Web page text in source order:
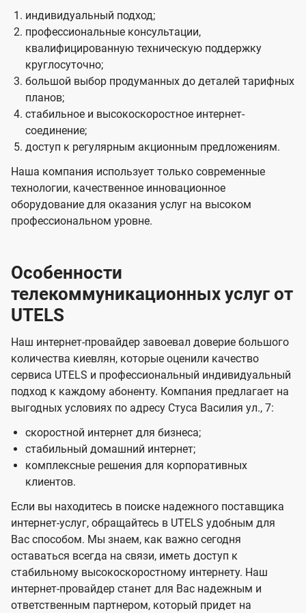
индивидуальный подход;
профессиональные консультации,
квалифицированную техническую поддержку
круглосуточно;
большой выбор продуманных до деталей тарифных
планов;
стабильное и высокоскоростное интернет-
соединение;
доступ к регулярным акционным предложениям.
Наша компания использует только современные
технологии, качественное инновационное
оборудование для оказания услуг на высоком
профессиональном уровне.
Особенности
телекоммуникационных услуг от
UTELS
Наш интернет-провайдер завоевал доверие большого
количества киевлян, которые оценили качество
сервиса UTELS и профессиональный индивидуальный
подход к каждому абоненту. Компания предлагает на
выгодных условиях по адресу Стуса Василия ул., 7:
скоростной интернет для бизнеса;
стабильный домашний интернет;
комплексные решения для корпоративных
клиентов.
Если вы находитесь в поиске надежного поставщика
интернет-услуг, обращайтесь в UTELS удобным для
Вас способом. Мы знаем, как важно сегодня
оставаться всегда на связи, иметь доступ к
стабильному высокоскоростному интернету. Наш
интернет-провайдер станет для Вас надежным и
ответственным партнером, который придет на